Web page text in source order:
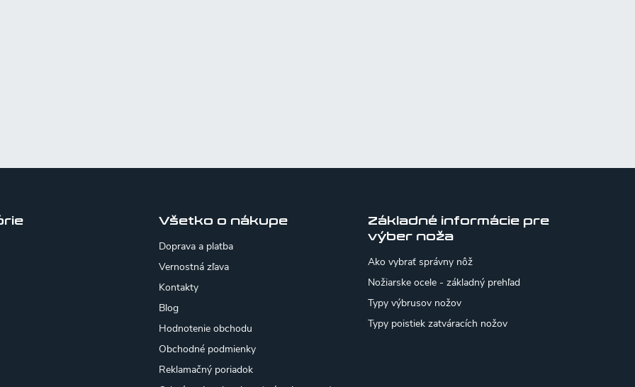
Všetko o nákupe
Doprava a platba
Vernostná zľava
Kontakty
Blog
Hodnotenie obchodu
Obchodné podmienky
Reklamačný poriadok
Základné informácie pre
výber noža
Ako vybrať správny nôž
Nožiarske ocele - základný prehľad
Typy výbrusov nožov
Typy poistiek zatváracích nožov